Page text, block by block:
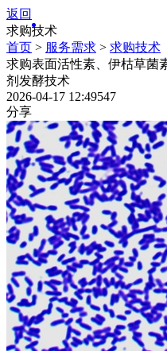
返回
求购技术
首页 > 服务需求 > 求购技术
求购表面活性素、伊枯草菌
剂发酵技术
2026-04-17 12:49547
分享